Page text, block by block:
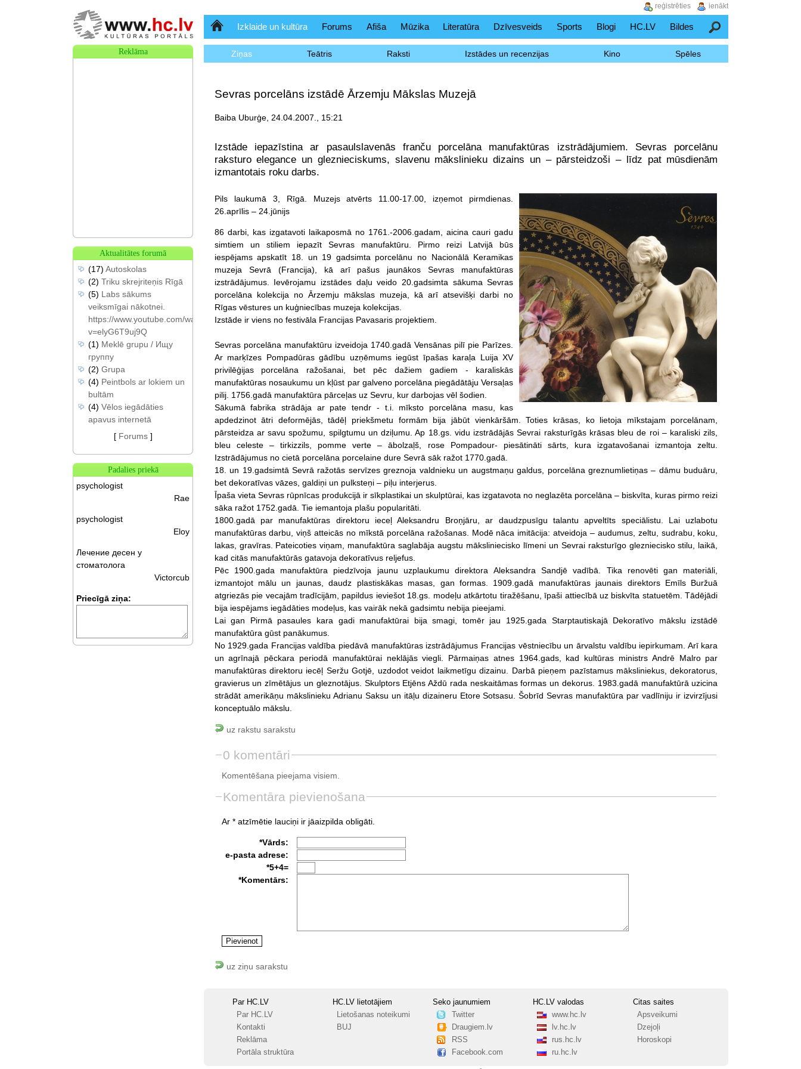
SākumlapaIzklaide un kultūra Forums Afiša Mūzika Literatūra Dzīvesveids Sports Blogi HC.LV Bildes Meklēšana
Ziņas Teātris Raksti Izstādes un recenzijas Kino Spēles
Sevras porcelāns izstādē Ārzemju Mākslas Muzejā
Baiba Uburģe, 24.04.2007., 15:21
Izstāde iepazīstina ar pasaulslavenās franču porcelāna manufaktūras izstrādājumiem. Sevras porcelānu
raksturo elegance un gleznieciskums, slavenu mākslinieku dizains un – pārsteidzoši – līdz pat mūsdienām
izmantotais roku darbs.
Pils laukumā 3, Rīgā. Muzejs atvērts 11.00-17.00, izņemot pirmdienas.
26.aprīlis – 24.jūnijs
86 darbi, kas izgatavoti laikaposmā no 1761.-2006.gadam, aicina cauri gadu
simtiem un stiliem iepazīt Sevras manufaktūru. Pirmo reizi Latvijā būs
iespējams apskatīt 18. un 19 gadsimta porcelānu no Nacionālā Keramikas
muzeja Sevrā (Francija), kā arī pašus jaunākos Sevras manufaktūras
izstrādājumus. Ievērojamu izstādes daļu veido 20.gadsimta sākuma Sevras
porcelāna kolekcija no Ārzemju mākslas muzeja, kā arī atsevišķi darbi no
Rīgas vēstures un kuģniecības muzeja kolekcijas.
Izstāde ir viens no festivāla Francijas Pavasaris projektiem.
Sevras porcelāna manufaktūru izveidoja 1740.gadā Vensānas pilī pie Parīzes.
Ar marķīzes Pompadūras gādību uzņēmums iegūst īpašas karaļa Luija XV
privilēģijas porcelāna ražošanai, bet pēc dažiem gadiem - karaliskās
manufaktūras nosaukumu un kļūst par galveno porcelāna piegādātāju Versaļas
pilij. 1756.gadā manufaktūra pārceļas uz Sevru, kur darbojas vēl šodien.
Sākumā fabrika strādāja ar pate tendr - t.i. mīksto porcelāna masu, kas
apdedzinot ātri deformējās, tādēļ priekšmetu formām bija jābūt vienkāršām. Toties krāsas, ko lietoja mīkstajam porcelānam,
pārsteidza ar savu spožumu, spilgtumu un dziļumu. Ap 18.gs. vidu izstrādājās Sevrai raksturīgās krāsas bleu de roi – karaliski zils,
bleu celeste – tirkizzils, pomme verte – ābolzaļš, rose Pompadour- piesātināti sārts, kura izgatavošanai izmantoja zeltu.
Izstrādājumus no cietā porcelāna porcelaine dure Sevrā sāk ražot 1770.gadā.
18. un 19.gadsimtā Sevrā ražotās servīzes greznoja valdnieku un augstmaņu galdus, porcelāna greznumlietiņas – dāmu buduāru,
bet dekoratīvas vāzes, galdiņi un pulksteņi – piļu interjerus.
Īpaša vieta Sevras rūpnīcas produkcijā ir sīkplastikai un skulptūrai, kas izgatavota no neglazēta porcelāna – biskvīta, kuras pirmo reizi
sāka ražot 1752.gadā. Tie iemantoja plašu popularitāti.
1800.gadā par manufaktūras direktoru ieceļ Aleksandru Broņjāru, ar daudzpusīgu talantu apveltīts speciālistu. Lai uzlabotu
manufaktūras darbu, viņš atteicās no mīkstā porcelāna ražošanas. Modē nāca imitācija: atveidoja – audumus, zeltu, sudrabu, koku,
lakas, gravīras. Pateicoties viņam, manufaktūra saglabāja augstu māksliniecisko līmeni un Sevrai raksturīgo glezniecisko stilu, laikā,
kad citās manufaktūrās gatavoja dekoratīvus reljefus.
Pēc 1900.gada manufaktūra piedzīvoja jaunu uzplaukumu direktora Aleksandra Sandjē vadībā. Tika renovēti gan materiāli,
izmantojot mālu un jaunas, daudz plastiskākas masas, gan formas. 1909.gadā manufaktūras jaunais direktors Emīls Buržuā
atgriezās pie vecajām tradīcijām, papildus ieviešot 18.gs. modeļu atkārtotu tiražēšanu, īpaši attiecībā uz biskvīta statuetēm. Tādējādi
bija iespējams iegādāties modeļus, kas vairāk nekā gadsimtu nebija pieejami.
Lai gan Pirmā pasaules kara gadi manufaktūrai bija smagi, tomēr jau 1925.gada Starptautiskajā Dekoratīvo mākslu izstādē
manufaktūra gūst panākumus.
No 1929.gada Francijas valdība piedāvā manufaktūras izstrādājumus Francijas vēstniecību un ārvalstu valdību iepirkumam. Arī kara
un agrīnajā pēckara periodā manufaktūrai neklājās viegli. Pārmaiņas atnes 1964.gads, kad kultūras ministrs Andrē Malro par
manufaktūras direktoru iecēļ Seržu Gotjē, uzdodot veidot laikmetīgu dizainu. Darbā pieņem pazīstamus māksliniekus, dekoratorus,
gravierus un zīmētājus un gleznotājus. Skulptors Etjēns Aždū rada neskaitāmas formas un dekorus. 1983.gadā manufaktūrā uzicina
strādāt amerikāņu mākslinieku Adrianu Saksu un itāļu dizaineru Etore Sotsasu. Šobrīd Sevras manufaktūra par vadlīniju ir izvirzījusi
konceptuālo mākslu.
uz rakstu sarakstu
0 komentāri
Komentēšana pieejama visiem.
Komentāra pievienošana
Ar * atzīmētie lauciņi ir jāaizpilda obligāti.
*Vārds:
e-pasta adrese:
*5+4=
*Komentārs:
uz ziņu sarakstu
Par HC.LV
Par HC.LV
Kontakti
Reklāma
Portāla struktūra
HC.LV lietotājiem
Lietošanas noteikumi
BUJ
Seko jaunumiem
Twitter
Draugiem.lv
RSS
Facebook.com
HC.LV valodas
www.hc.lv
lv.hc.lv
rus.hc.lv
ru.hc.lv
Citas saites
Apsveikumi
Dzejoļi
Horoskopi
Reklāma
Aktualitātes forumā
(17) Autoskolas
(2) Triku skrejriteņis Rīgā
(5) Labs sākums
veiksmīgai nākotnei.
https://www.youtube.com/watch?
v=elyG6T9uj9Q
(1) Meklē grupu / Ищу
группу
(2) Grupa
(4) Peintbols ar lokiem un
bultām
(4) Vēlos iegādāties
apavus internetā
[ Forums]
Padalies priekā
psychologist
Rae
psychologist
Eloy
Лечение десен у
стоматолога
Victorcub
Priecīgā ziņa:
ienākt
reģistrēties